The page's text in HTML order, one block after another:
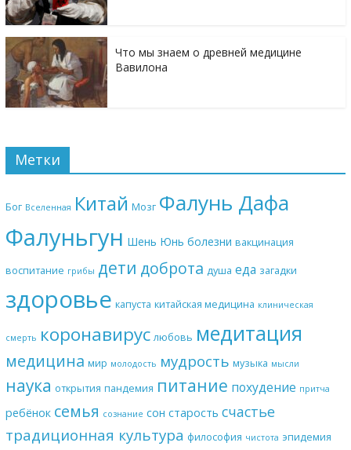
Что мы знаем о древней медицине
Вавилона
Метки
Бог Вселенная Китай Мозг Фалунь Дафа
Фалуньгун Шень Юнь болезни вакцинация
воспитание грибы дети доброта душа еда загадки
здоровье капуста китайская медицина клиническая
смерть коронавирус любовь медитация
медицина мир молодость мудрость музыка мысли
наука открытия пандемия питание похудение притча
ребёнок семья сознание сон старость счастье
традиционная культура философия чистота эпидемия